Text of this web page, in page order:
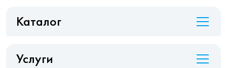
Каталог
Услуги